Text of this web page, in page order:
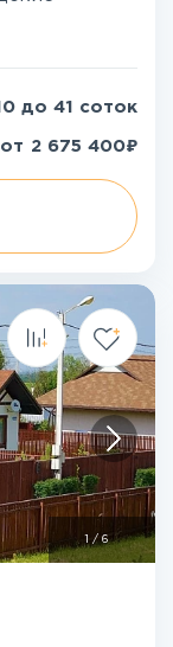
до 41 соток
от 2 675 400₽
/ 6